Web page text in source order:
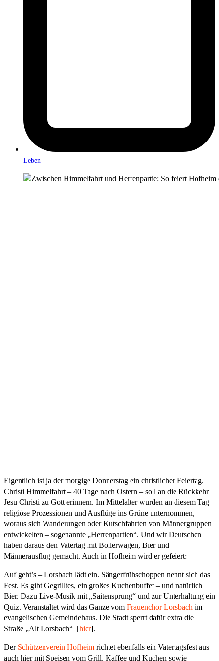
Leben
Eigentlich ist ja der morgige Donnerstag ein christlicher Feiertag.
Christi Himmelfahrt – 40 Tage nach Ostern – soll an die Rückkehr
Jesu Christi zu Gott erinnern. Im Mittelalter wurden an diesem Tag
religiöse Prozessionen und Ausflüge ins Grüne unternommen,
woraus sich Wanderungen oder Kutschfahrten von Männergruppen
entwickelten – sogenannte „Herrenpartien“. Und wir Deutschen
haben daraus den Vatertag mit Bollerwagen, Bier und
Männerausflug gemacht. Auch in Hofheim wird er gefeiert:
Auf geht’s – Lorsbach lädt ein. Sängerfrühschoppen nennt sich das
Fest. Es gibt Gegrilltes, ein großes Kuchenbuffet – und natürlich
Bier. Dazu Live-Musik mit „Saitensprung“ und zur Unterhaltung ein
Quiz. Veranstaltet wird das Ganze vom Frauenchor Lorsbach im
evangelischen Gemeindehaus. Die Stadt sperrt dafür extra die
Straße „Alt Lorsbach“ [hier].
Der Schützenverein Hofheim richtet ebenfalls ein Vatertagsfest aus –
auch hier mit Speisen vom Grill, Kaffee und Kuchen sowie